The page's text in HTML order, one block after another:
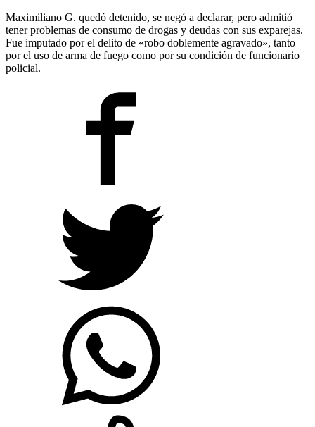
Maximiliano G. quedó detenido, se negó a declarar, pero admitió
tener problemas de consumo de drogas y deudas con sus exparejas.
Fue imputado por el delito de «robo doblemente agravado», tanto
por el uso de arma de fuego como por su condición de funcionario
policial.